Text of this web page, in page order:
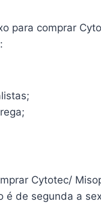
para comprar
Cytotec/
é de segunda a